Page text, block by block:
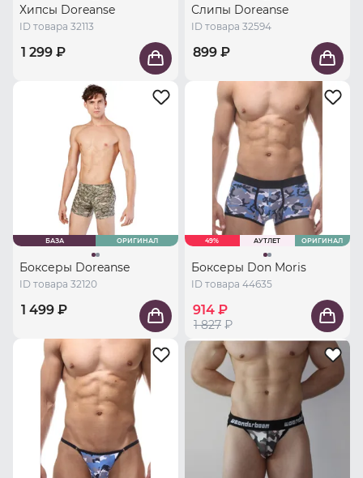
Хипсы Doreanse
ID товара 32113
1 299 ₽
Слипы Doreanse
ID товара 32594
899 ₽
БАЗА ОРИГИНАЛ
Боксеры Doreanse
ID товара 32120
1 499 ₽
49% АУТЛЕТ ОРИГИНАЛ
Боксеры Don Moris
ID товара 44635
914 ₽
1 827 ₽